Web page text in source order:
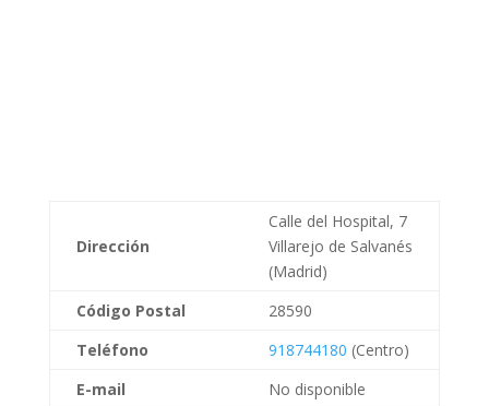
Dirección
Calle del Hospital, 7
Villarejo de Salvanés
(Madrid)
Código Postal
28590
Teléfono
918744180 (Centro)
E-mail
No disponible